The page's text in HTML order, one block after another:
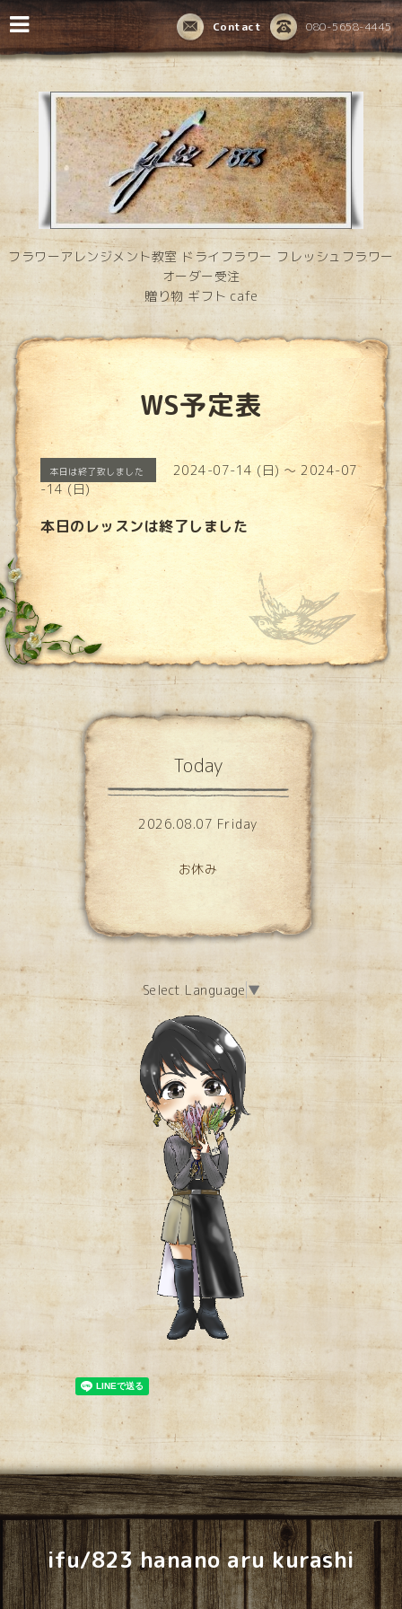
080-5658-4445
Contact
フラワーアレンジメント教室 ドライフラワー フレッシュフラワー
オーダー受注
贈り物 ギフト cafe
WS予定表
本日は終了致しました
2024-07-14 (日) ～ 2024-07
-14 (日)
本日のレッスンは終了しました
Today
2026.08.07 Friday
お休み
Select Language ▼
ifu/823 hanano aru kurashi